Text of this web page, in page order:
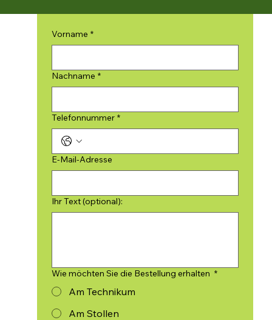
Vorname *
Nachname *
Telefonnummer *
E-Mail-Adresse
Ihr Text (optional):
Wie möchten Sie die Bestellung erhalten *
Am Technikum
Am Stollen